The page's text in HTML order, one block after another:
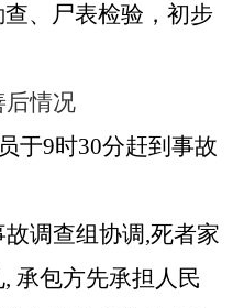
、尸表检验，初步
后情况
于9时30分赶到事故
调查组协调,死者家
承包方先承担人民